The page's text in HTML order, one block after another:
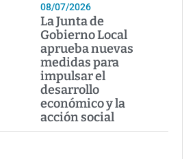
08/07/2026
La Junta de
Gobierno Local
aprueba nuevas
medidas para
impulsar el
desarrollo
económico y la
acción social